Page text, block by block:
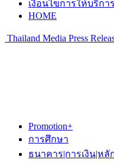
เงื่อนไขการให้บริการ
HOME
Thailand Media Press
Promotion+
การศึกษา
ธนาคาร|การเงิน|หลั